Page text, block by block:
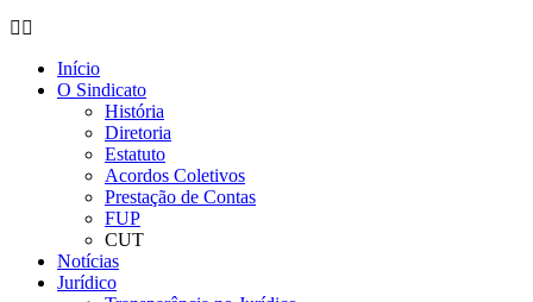
Início
O Sindicato
História
Diretoria
Estatuto
Acordos Coletivos
Prestação de Contas
FUP
CUT
Notícias
Jurídico